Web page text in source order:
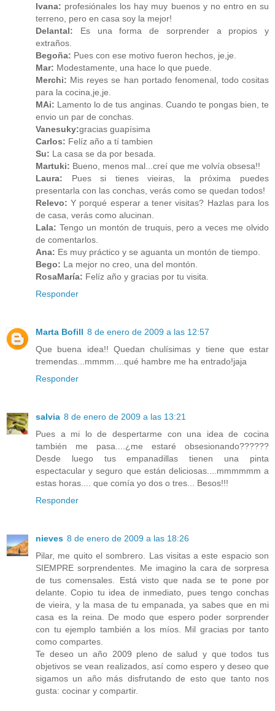
Ivana: profesiónales los hay muy buenos y no entro en su
terreno, pero en casa soy la mejor!
Delantal: Es una forma de sorprender a propios y
extraños.
Begoña: Pues con ese motivo fueron hechos, je,je.
Mar: Modestamente, una hace lo que puede.
Merchi: Mis reyes se han portado fenomenal, todo cositas
para la cocina,je,je.
MAi: Lamento lo de tus anginas. Cuando te pongas bien, te
envio un par de conchas.
Vanesuky:gracias guapísima
Carlos: Felíz año a tí tambien
Su: La casa se da por besada.
Martuki: Bueno, menos mal...creí que me volvía obsesa!!
Laura: Pues si tienes vieiras, la próxima puedes
presentarla con las conchas, verás como se quedan todos!
Relevo: Y porqué esperar a tener visitas? Hazlas para los
de casa, verás como alucinan.
Lala: Tengo un montón de truquis, pero a veces me olvido
de comentarlos.
Ana: Es muy práctico y se aguanta un montón de tiempo.
Bego: La mejor no creo, una del montón.
RosaMaría: Felíz año y gracias por tu visita.
Responder
Marta Bofill 8 de enero de 2009 a las 12:57
Que buena idea!! Quedan chulísimas y tiene que estar
tremendas...mmmm....qué hambre me ha entrado!jaja
Responder
salvia 8 de enero de 2009 a las 13:21
Pues a mi lo de despertarme con una idea de cocina
también me pasa....¿me estaré obsesionando??????
Desde luego tus empanadillas tienen una pinta
espectacular y seguro que están deliciosas....mmmmmm a
estas horas.... que comía yo dos o tres... Besos!!!
Responder
nieves 8 de enero de 2009 a las 18:26
Pilar, me quito el sombrero. Las visitas a este espacio son
SIEMPRE sorprendentes. Me imagino la cara de sorpresa
de tus comensales. Está visto que nada se te pone por
delante. Copio tu idea de inmediato, pues tengo conchas
de vieira, y la masa de tu empanada, ya sabes que en mi
casa es la reina. De modo que espero poder sorprender
con tu ejemplo también a los míos. Mil gracias por tanto
como compartes.
Te deseo un año 2009 pleno de salud y que todos tus
objetivos se vean realizados, así como espero y deseo que
sigamos un año más disfrutando de esto que tanto nos
gusta: cocinar y compartir.